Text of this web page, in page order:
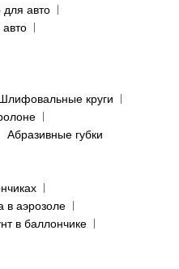
для авто
круги
Абразивные губки
в аэрозоле
в баллончике